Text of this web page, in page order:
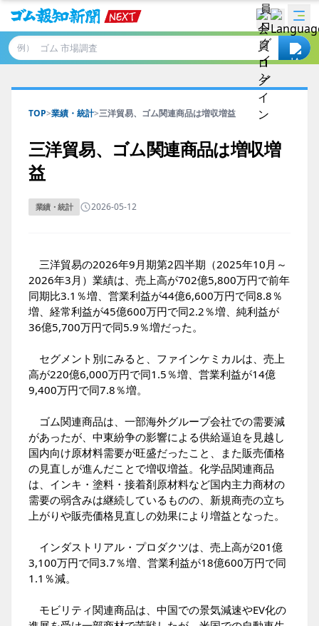
例）
TOP>業績・統計>三洋貿易、ゴム関連商品は増収増益
三洋貿易、ゴム関連商品は増収増
益
業績・統計 2026-05-12
三洋貿易の2026年9月期第2四半期（2025年10月～
2026年3月）業績は、売上高が702億5,800万円で前年
同期比3.1％増、営業利益が44億6,600万円で同8.8％
増、経常利益が45億600万円で同2.2％増、純利益が
36億5,700万円で同5.9％増だった。
セグメント別にみると、ファインケミカルは、売上
高が220億6,000万円で同1.5％増、営業利益が14億
9,400万円で同7.8％増。
ゴム関連商品は、一部海外グループ会社での需要減
があったが、中東紛争の影響による供給逼迫を見越し
国内向け原材料需要が旺盛だったこと、また販売価格
の見直しが進んだことで増収増益。化学品関連商品
は、インキ・塗料・接着剤原材料など国内主力商材の
需要の弱含みは継続しているものの、新規商売の立ち
上がりや販売価格見直しの効果により増益となった。
インダストリアル・プロダクツは、売上高が201億
3,100万円で同3.7％増、営業利益が18億600万円で同
1.1％減。
モビリティ関連商品は、中国での景気減速やEV化の